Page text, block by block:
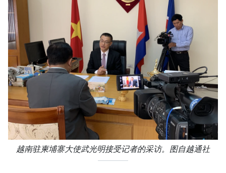
越南驻柬埔寨大使武光明接受记者的采访。图自越通社